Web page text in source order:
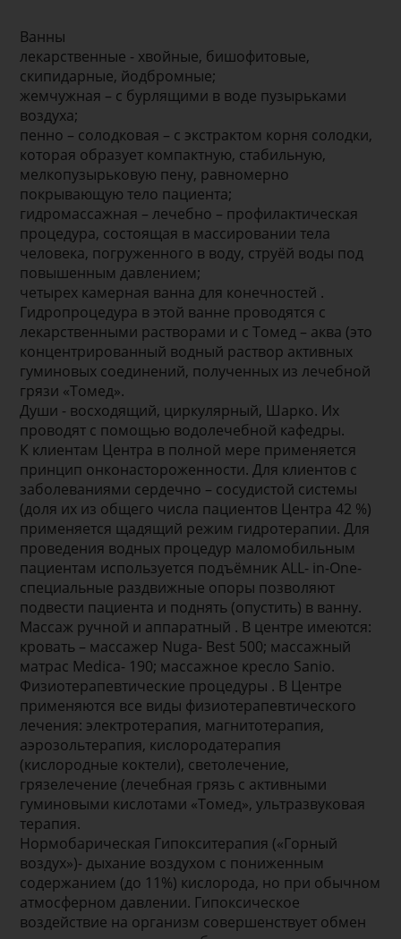
Ванны
лекарственные - хвойные, бишофитовые,
скипидарные, йодбромные;
жемчужная – с бурлящими в воде пузырьками
воздуха;
пенно – солодковая – с экстрактом корня солодки,
которая образует компактную, стабильную,
мелкопузырьковую пену, равномерно
покрывающую тело пациента;
гидромассажная – лечебно – профилактическая
процедура, состоящая в массировании тела
человека, погруженного в воду, струёй воды под
повышенным давлением;
четырех камерная ванна для конечностей .
Гидропроцедура в этой ванне проводятся с
лекарственными растворами и с Томед – аква (это
концентрированный водный раствор активных
гуминовых соединений, полученных из лечебной
грязи «Томед».
Души - восходящий, циркулярный, Шарко. Их
проводят с помощью водолечебной кафедры.
К клиентам Центра в полной мере применяется
принцип онконастороженности. Для клиентов с
заболеваниями сердечно – сосудистой системы
(доля их из общего числа пациентов Центра 42 %)
применяется щадящий режим гидротерапии. Для
проведения водных процедур маломобильным
пациентам используется подъёмник ALL- in-One-
специальные раздвижные опоры позволяют
подвести пациента и поднять (опустить) в ванну.
Массаж ручной и аппаратный . В центре имеются:
кровать – массажер Nuga- Best 500; массажный
матрас Medica- 190; массажное кресло Sanio.
Физиотерапевтические процедуры . В Центре
применяются все виды физиотерапевтического
лечения: электротерапия, магнитотерапия,
аэрозольтерапия, кислородатерапия
(кислородные коктели), светолечение,
грязелечение (лечебная грязь с активными
гуминовыми кислотами «Томед», ультразвуковая
терапия.
Нормобарическая Гипокситерапия («Горный
воздух»)- дыхание воздухом с пониженным
содержанием (до 11%) кислорода, но при обычном
атмосферном давлении. Гипоксическое
воздействие на организм совершенствует обмен